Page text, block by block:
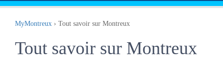
MyMontreux › Tout savoir sur Montreux
Tout savoir sur Montreux